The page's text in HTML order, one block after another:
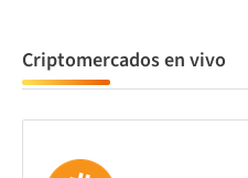
Criptomercados en vivo